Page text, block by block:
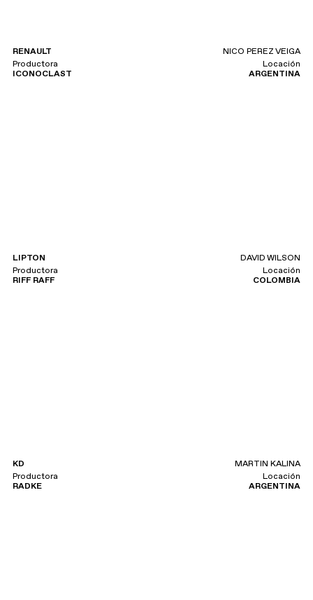
RENAULT
NICO PEREZ VEIGA
Productora
ICONOCLAST
Locación
ARGENTINA
LIPTON
DAVID WILSON
Productora
RIFF RAFF
Locación
COLOMBIA
KD
MARTIN KALINA
Productora
RADKE
Locación
ARGENTINA